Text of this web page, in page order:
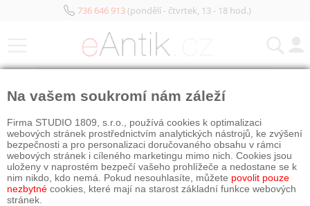
736 646 913(pondělí - čtvrtek, 13 - 18 hod.)
Na vašem soukromí nám záleží
Firma STUDIO 1809, s.r.o., používá cookies k optimalizaci
webových stránek prostřednictvím analytických nástrojů, ke zvýšení
bezpečnosti a pro personalizaci doručovaného obsahu v rámci
webových stránek i cíleného marketingu mimo nich. Cookies jsou
uloženy v naprostém bezpečí vašeho prohlížeče a nedostane se k
nim nikdo, kdo nemá. Pokud nesouhlasíte, můžete povolit pouze
nezbytné cookies, které mají na starost základní funkce webových
stránek.